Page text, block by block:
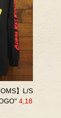
】L/S
4,18